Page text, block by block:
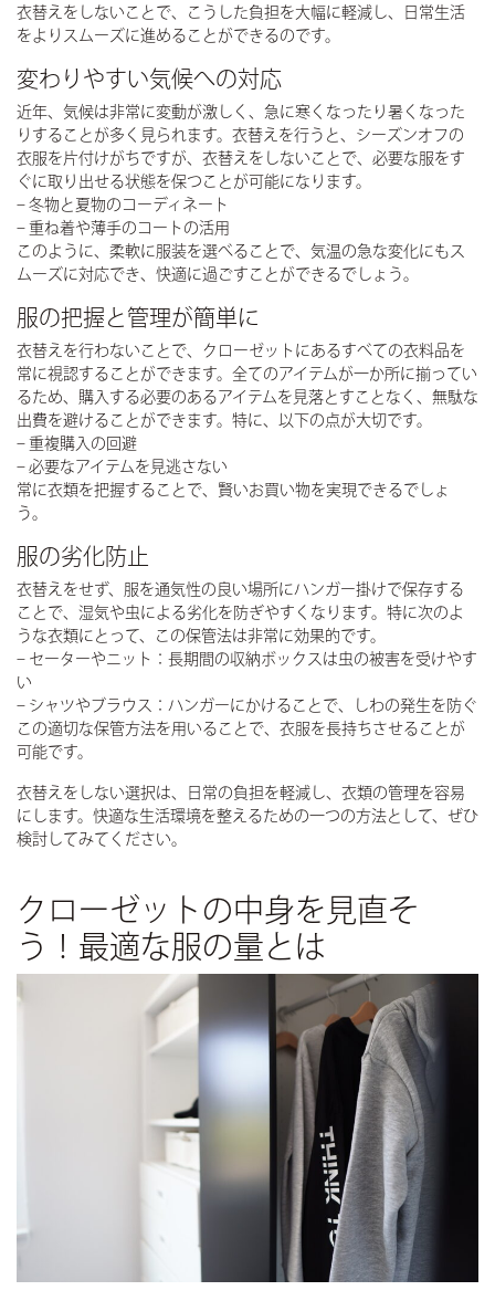
衣替えをしないことで、こうした負担を大幅に軽減し、日常生活
をよりスムーズに進めることができるのです。
変わりやすい気候への対応
近年、気候は非常に変動が激しく、急に寒くなったり暑くなった
りすることが多く見られます。衣替えを行うと、シーズンオフの
衣服を片付けがちですが、衣替えをしないことで、必要な服をす
ぐに取り出せる状態を保つことが可能になります。
– 冬物と夏物のコーディネート
– 重ね着や薄手のコートの活用
このように、柔軟に服装を選べることで、気温の急な変化にもス
ムーズに対応でき、快適に過ごすことができるでしょう。
服の把握と管理が簡単に
衣替えを行わないことで、クローゼットにあるすべての衣料品を
常に視認することができます。全てのアイテムが一か所に揃ってい
るため、購入する必要のあるアイテムを見落とすことなく、無駄な
出費を避けることができます。特に、以下の点が大切です。
– 重複購入の回避
– 必要なアイテムを見逃さない
常に衣類を把握することで、賢いお買い物を実現できるでしょ
う。
服の劣化防止
衣替えをせず、服を通気性の良い場所にハンガー掛けで保存する
ことで、湿気や虫による劣化を防ぎやすくなります。特に次のよ
うな衣類にとって、この保管法は非常に効果的です。
– セーターやニット ：長期間の収納ボックスは虫の被害を受けやす
い
– シャツやブラウス
：ハンガーにかけることで、しわの発生を防ぐ
この適切な保管方法を用いることで、衣服を長持ちさせることが
可能です。
衣替えをしない選択は、日常の負担を軽減し、衣類の管理を容易
にします。快適な生活環境を整えるための一つの方法として、ぜひ
検討してみてください。
クローゼットの中身を見直そ
う！最適な服の量とは